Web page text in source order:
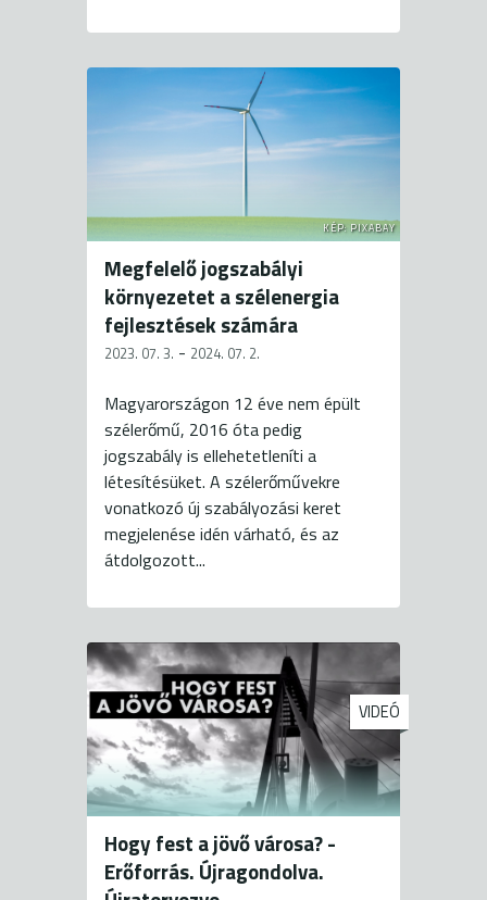
KÉP: PIXABAY
Megfelelő jogszabályi
környezetet a szélenergia
fejlesztések számára
2023. 07. 3. - 2024. 07. 2.
Magyarországon 12 éve nem épült
szélerőmű, 2016 óta pedig
jogszabály is ellehetetleníti a
létesítésüket. A szélerőművekre
vonatkozó új szabályozási keret
megjelenése idén várható, és az
átdolgozott...
VIDEÓ
Hogy fest a jövő városa? -
Erőforrás. Újragondolva.